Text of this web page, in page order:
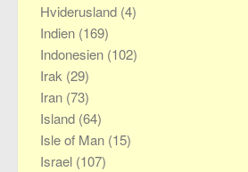
Hviderusland (4)
Indien (169)
Indonesien (102)
Irak (29)
Iran (73)
Island (64)
Isle of Man (15)
Israel (107)